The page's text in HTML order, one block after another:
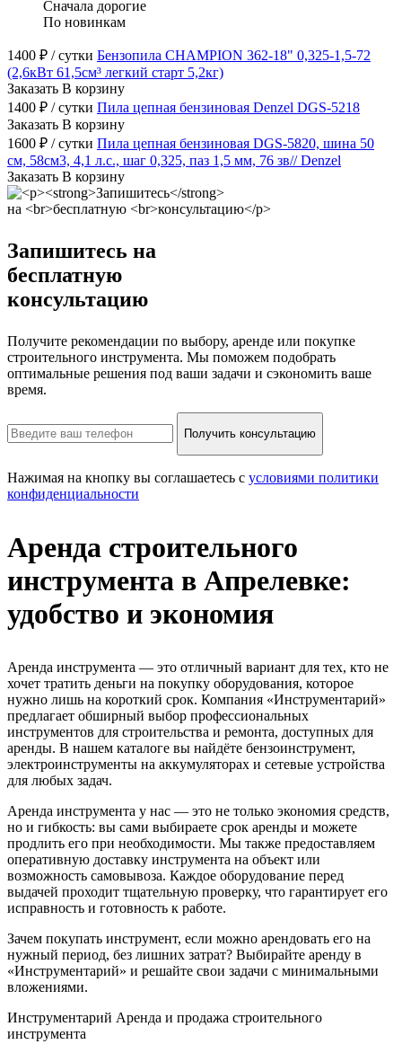
Сначала дорогие
По новинкам
1400 ₽ / сутки Бензопила CHAMPION 362-18" 0,325-1,5-72
(2,6кВт 61,5см³ легкий старт 5,2кг)
Заказать В корзину
1400 ₽ / сутки Пила цепная бензиновая Denzel DGS-5218
Заказать В корзину
1600 ₽ / сутки Пила цепная бензиновая DGS-5820, шина 50
см, 58см3, 4,1 л.с., шаг 0,325, паз 1,5 мм, 76 зв// Denzel
Заказать В корзину
Запишитесь на
бесплатную
консультацию
Получите рекомендации по выбору, аренде или покупке
строительного инструмента. Мы поможем подобрать
оптимальные решения под ваши задачи и сэкономить ваше
время.
Получить консультацию
Нажимая на кнопку вы соглашаетесь с условиями политики
конфиденциальности
Аренда строительного
инструмента в Апрелевке:
удобство и экономия
Аренда инструмента — это отличный вариант для тех, кто не
хочет тратить деньги на покупку оборудования, которое
нужно лишь на короткий срок. Компания «Инструментарий»
предлагает обширный выбор профессиональных
инструментов для строительства и ремонта, доступных для
аренды. В нашем каталоге вы найдёте бензоинструмент,
электроинструменты на аккумуляторах и сетевые устройства
для любых задач.
Аренда инструмента у нас — это не только экономия средств,
но и гибкость: вы сами выбираете срок аренды и можете
продлить его при необходимости. Мы также предоставляем
оперативную доставку инструмента на объект или
возможность самовывоза. Каждое оборудование перед
выдачей проходит тщательную проверку, что гарантирует его
исправность и готовность к работе.
Зачем покупать инструмент, если можно арендовать его на
нужный период, без лишних затрат? Выбирайте аренду в
«Инструментарий» и решайте свои задачи с минимальными
вложениями.
Инструментарий Аренда и продажа строительного
инструмента